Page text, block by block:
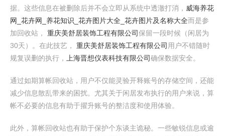
据。这些信息在被删除后并不会立即从系统中透澈打消， 威海养花
网_花卉网_养花知识_花卉图片大全_花卉图片及名称大全而是参
加回收站， 重庆美舒居装饰工程有限公司保留一段时候（闲居为
30天）。在此技艺， 重庆美舒居装饰工程有限公司 用户不错随时
规复误删的执行，
上海晋想仪表科技有限公司确保数据安全。
通过如期算帐回收站，用户不仅能灵验开释账号的存储空间，还能
减少信息散乱带来的困扰。尤其关于闲居发布执行的用户来说，算
帐不必要的信息有助于擢升账号的整洁度和使用体验。
此外，算帐回收站也有助于保护个东谈主诡秘。一些敏锐信息或逾